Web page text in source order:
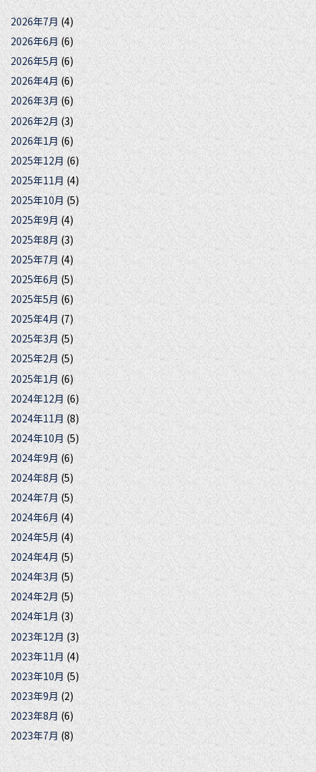
2026年7月(4)
2026年6月(6)
2026年5月 (6)
2026年4月(6)
2026年3月(6)
2026年2月 (3)
2026年1月(6)
2025年12月(6)
2025年11月(4)
2025年10月 (5)
2025年9月(4)
2025年8月(3)
2025年7月(4)
2025年6月 (5)
2025年5月(6)
2025年4月(7)
2025年3月 (5)
2025年2月(5)
2025年1月 (6)
2024年12月(6)
2024年11月 (8)
2024年10月(5)
2024年9月(6)
2024年8月(5)
2024年7月(5)
2024年6月(4)
2024年5月(4)
2024年4月 (5)
2024年3月(5)
2024年2月(5)
2024年1月 (3)
2023年12月 (3)
2023年11月(4)
2023年10月(5)
2023年9月(2)
2023年8月(6)
2023年7月(8)